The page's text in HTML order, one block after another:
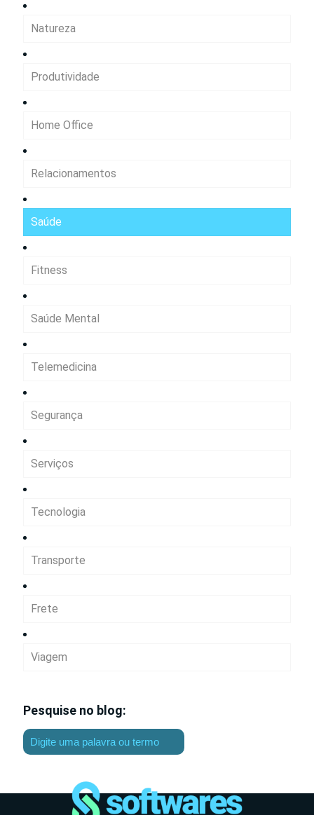
Natureza
Produtividade
Home Office
Relacionamentos
Saúde
Fitness
Saúde Mental
Telemedicina
Segurança
Serviços
Tecnologia
Transporte
Frete
Viagem
Pesquise no blog: